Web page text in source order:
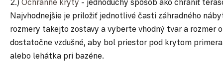
Najvhodnejšie je priložiť jednotlivé časti záhradného
rozmery takejto zostavy a vyberte vhodný tvar a rozmer
dostatočne vzdušné, aby bol priestor pod krytom
alebo lehátka pri bazéne.